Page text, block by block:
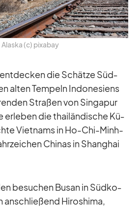
Alaska (c) pix­a­bay
die Schätze Süd­
al­ten Tem­peln In­do­ne­si­ens
Stra­ßen von Sin­ga­pur
er­le­ben die thai­län­di­sche Kü­
Viet­nams in Ho-Chi-Minh-
Chi­nas in Shang­hai
be­su­chen Busan in Süd­ko­
an­schlie­ßend Hi­ro­shima,